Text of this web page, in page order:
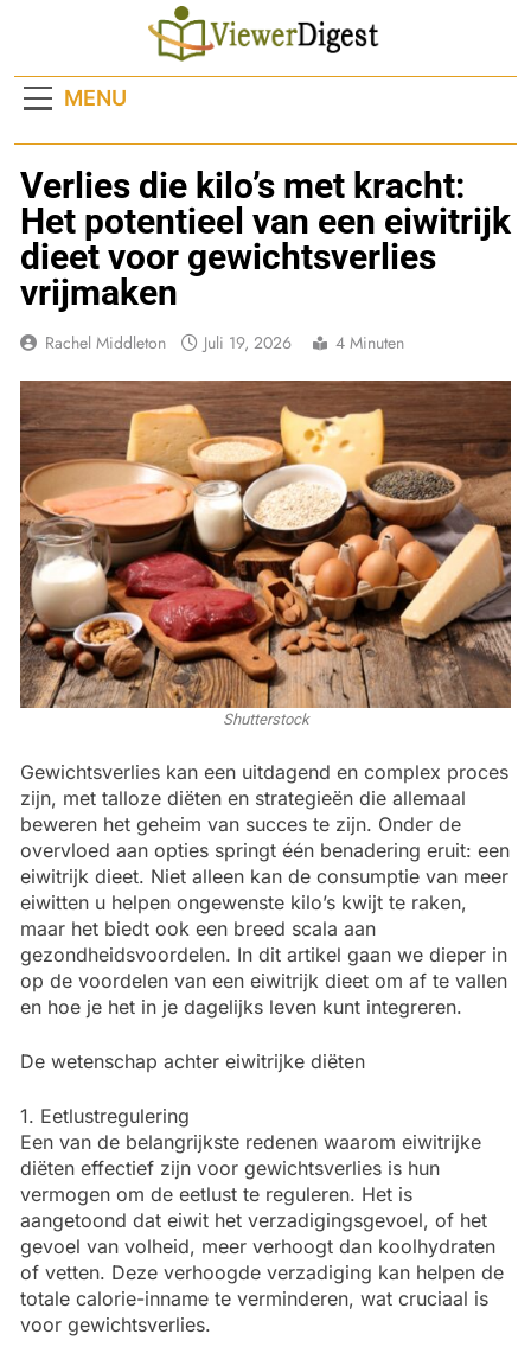
inhoud MENU
Verlies die kilo’s met kracht:
Het potentieel van een eiwitrijk
dieet voor gewichtsverlies
vrijmaken
Rachel Middleton Juli 19, 2026 4 Minuten
Shutterstock
Gewichtsverlies kan een uitdagend en complex proces
zijn, met talloze diëten en strategieën die allemaal
beweren het geheim van succes te zijn. Onder de
overvloed aan opties springt één benadering eruit: een
eiwitrijk dieet. Niet alleen kan de consumptie van meer
eiwitten u helpen ongewenste kilo’s kwijt te raken,
maar het biedt ook een breed scala aan
gezondheidsvoordelen. In dit artikel gaan we dieper in
op de voordelen van een eiwitrijk dieet om af te vallen
en hoe je het in je dagelijks leven kunt integreren.
De wetenschap achter eiwitrijke diëten
1. Eetlustregulering
Een van de belangrijkste redenen waarom eiwitrijke
diëten effectief zijn voor gewichtsverlies is hun
vermogen om de eetlust te reguleren. Het is
aangetoond dat eiwit het verzadigingsgevoel, of het
gevoel van volheid, meer verhoogt dan koolhydraten
of vetten. Deze verhoogde verzadiging kan helpen de
totale calorie-inname te verminderen, wat cruciaal is
voor gewichtsverlies.